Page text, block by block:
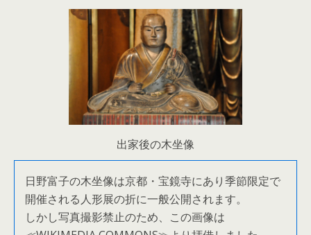
出家後の木坐像
日野富子の木坐像は京都・宝鏡寺にあり季節限定で
開催される人形展の折に一般公開されます。
しかし写真撮影禁止のため、この画像は